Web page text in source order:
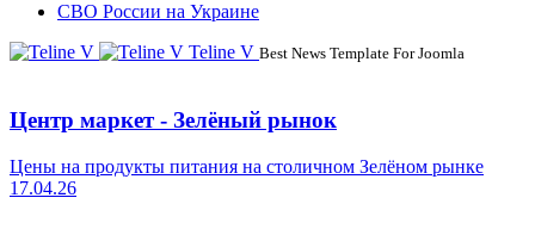
СВО России на Украине
Teline V Best News Template For Joomla
Центр маркет - Зелёный рынок
Цены на продукты питания на столичном Зелёном рынке
17.04.26